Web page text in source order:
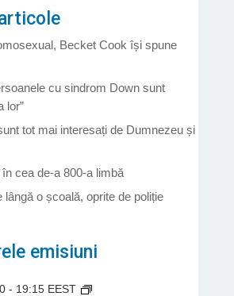
Becket Cook își spune
cu sindrom Down sunt
lor”
tot mai interesați de Dumnezeu și
cea de-a 800-a limbă
lângă o școală, oprite de poliție
emisiuni
- 19:15 EEST